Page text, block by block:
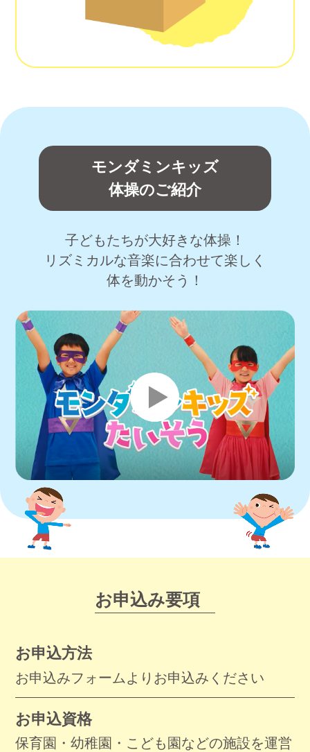
モンダミンキッズ
体操のご紹介
子どもたちが大好きな体操！
リズミカルな音楽に合わせて楽しく
体を動かそう！
お申込み要項
お申込方法
お申込みフォームよりお申込みください
お申込資格
保育園・幼稚園・こども園などの施設を運営